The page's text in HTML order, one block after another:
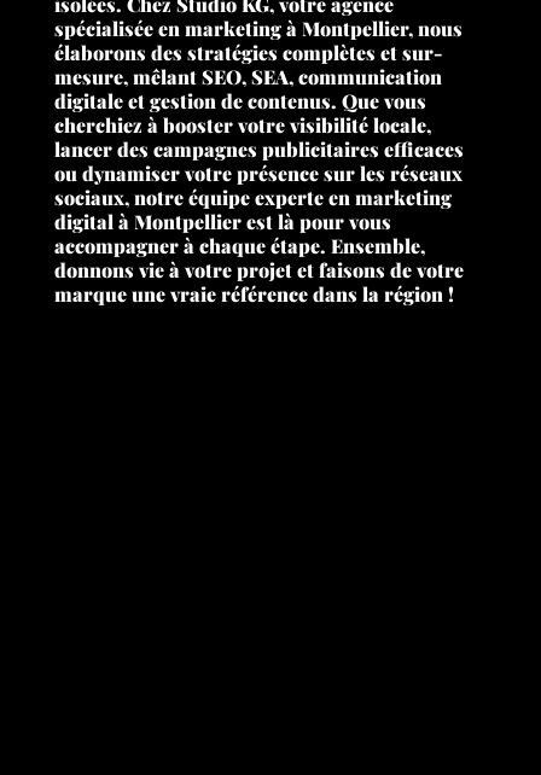
spécialisée en marketing à Montpellier, nous
élaborons des stratégies complètes et sur-
mesure, mêlant SEO, SEA, communication
digitale et gestion de contenus. Que vous
cherchiez à booster votre visibilité locale,
lancer des campagnes publicitaires efficaces
ou dynamiser votre présence sur les réseaux
sociaux, notre équipe experte en marketing
digital à Montpellier est là pour vous
accompagner à chaque étape. Ensemble,
donnons vie à votre projet et faisons de votre
marque une vraie référence dans la région !